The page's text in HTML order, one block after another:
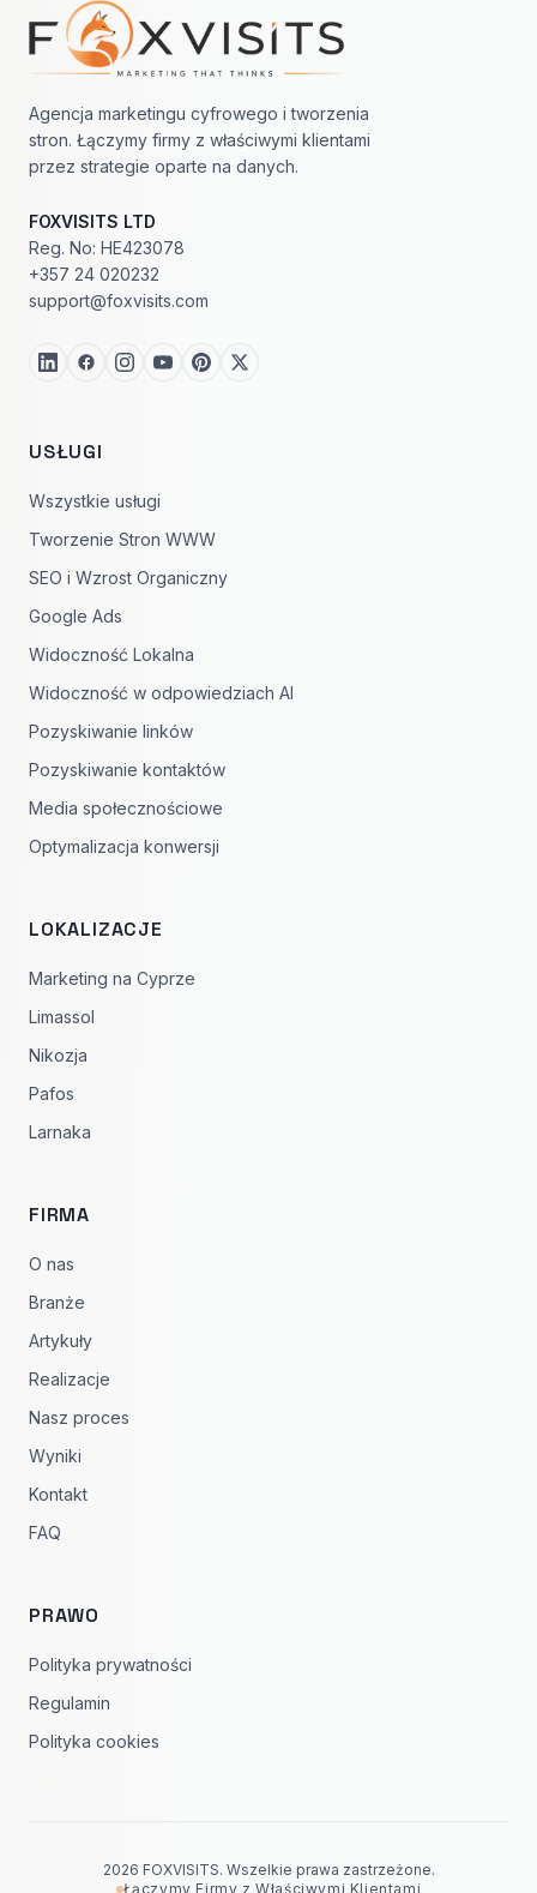
Nawigacja w stopce
Agencja marketingu cyfrowego i tworzenia
stron. Łączymy firmy z właściwymi klientami
przez strategie oparte na danych.
FOXVISITS LTD
Reg. No: HE423078
+357 24 020232
support@foxvisits.com
USŁUGI
Wszystkie usługi
Tworzenie Stron WWW
SEO i Wzrost Organiczny
Google Ads
Widoczność Lokalna
Widoczność w odpowiedziach AI
Pozyskiwanie linków
Pozyskiwanie kontaktów
Media społecznościowe
Optymalizacja konwersji
LOKALIZACJE
Marketing na Cyprze
Limassol
Nikozja
Pafos
Larnaka
FIRMA
O nas
Branże
Artykuły
Realizacje
Nasz proces
Wyniki
Kontakt
FAQ
PRAWO
Polityka prywatności
Regulamin
Polityka cookies
2026 FOXVISITS. Wszelkie prawa zastrzeżone.
Łączymy Firmy z Właściwymi Klientami